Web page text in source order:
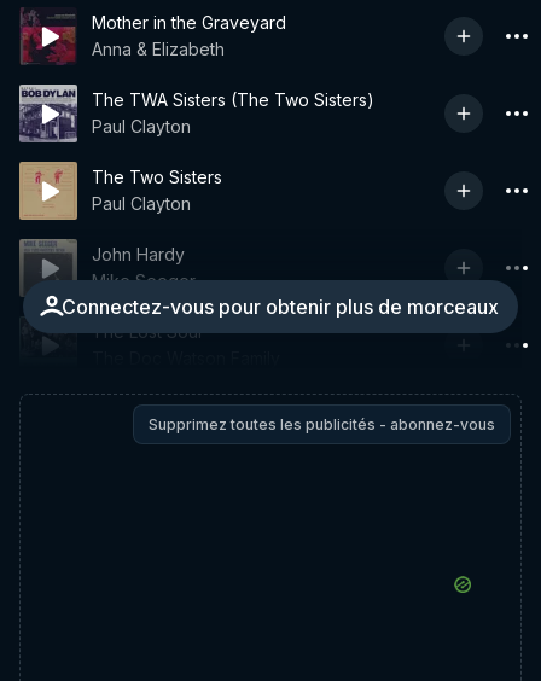
Mother in the Graveyard
Anna & Elizabeth
The TWA Sisters (The Two Sisters)
Paul Clayton
The Two Sisters
Paul Clayton
Connectez-vous pour obtenir plus de morceaux
John Hardy
Mike Seeger
The Lost Soul
Supprimez toutes les publicités - abonnez-vous